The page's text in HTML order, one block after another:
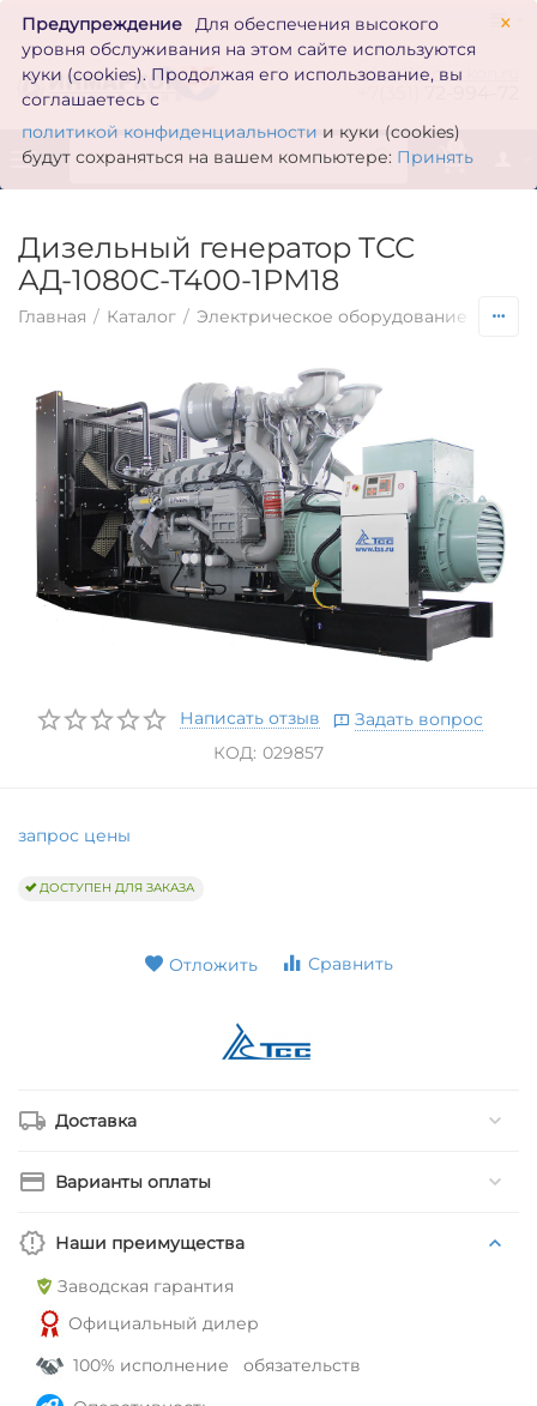
×
Предупреждение
Для обеспечения высокого
уровня обслуживания на этом сайте используются
куки (cookies). Продолжая его использование, вы
соглашаетесь с
политикой конфиденциальности и куки (cookies)
будут сохраняться на вашем компьютере: Принять
zakaz@inmarkon.ru
0
Дизельный генератор ТСС
АД-1080С-Т400-1РМ18
Главная / Каталог / Электрическое оборудование
Написать отзыв
Задать вопрос
КОД: 029857
запрос цены
ДОСТУПЕН ДЛЯ ЗАКАЗА
Отложить Сравнить
Доставка
Варианты оплаты
Наши преимущества
Заводская гарантия
Официальный дилер
100% исполнение обязательств